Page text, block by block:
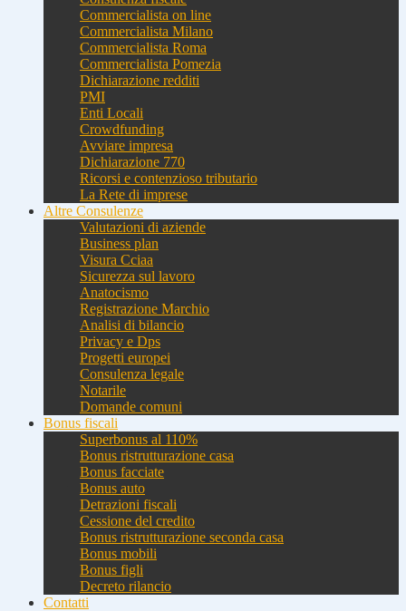
Commercialista on line
Commercialista Milano
Commercialista Roma
Commercialista Pomezia
Dichiarazione redditi
PMI
Enti Locali
Crowdfunding
Avviare impresa
Dichiarazione 770
Ricorsi e contenzioso tributario
La Rete di imprese
Altre Consulenze
Valutazioni di aziende
Business plan
Visura Cciaa
Sicurezza sul lavoro
Anatocismo
Registrazione Marchio
Analisi di bilancio
Privacy e Dps
Progetti europei
Consulenza legale
Notarile
Domande comuni
Bonus fiscali
Superbonus al 110%
Bonus ristrutturazione casa
Bonus facciate
Bonus auto
Detrazioni fiscali
Cessione del credito
Bonus ristrutturazione seconda casa
Bonus mobili
Bonus figli
Decreto rilancio
Contatti